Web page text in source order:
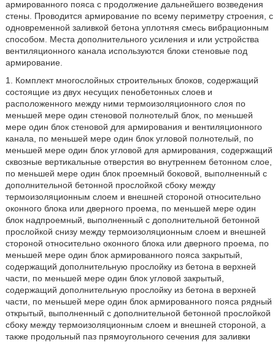
армированного пояса с продолжение дальнейшего возведения
стены. Проводится армирование по всему периметру строения, с
одновременной заливкой бетона уплотняя смесь вибрационным
способом. Места дополнительного усиления и или устройства
вентиляционного канала используются блоки стеновые под
армирование.
1. Комплект многослойных строительных блоков, содержащий
состоящие из двух несущих пенобетонных слоев и
расположенного между ними термоизоляционного слоя по
меньшей мере один стеновой полнотелый блок, по меньшей
мере один блок стеновой для армирования и вентиляционного
канала, по меньшей мере один блок угловой полнотелый, по
меньшей мере один блок угловой для армирования, содержащий
сквозные вертикальные отверстия во внутреннем бетонном слое,
по меньшей мере один блок проемный боковой, выполненный с
дополнительной бетонной прослойкой сбоку между
термоизоляционным слоем и внешней стороной относительно
оконного блока или дверного проема, по меньшей мере один
блок надпроемный, выполненный с дополнительной бетонной
прослойкой снизу между термоизоляционным слоем и внешней
стороной относительно оконного блока или дверного проема, по
меньшей мере один блок армированного пояса закрытый,
содержащий дополнительную прослойку из бетона в верхней
части, по меньшей мере один блок угловой закрытый,
содержащий дополнительную прослойку из бетона в верхней
части, по меньшей мере один блок армированного пояса рядный
открытый, выполненный с дополнительной бетонной прослойкой
сбоку между термоизоляционным слоем и внешней стороной, а
также продольный паз прямоугольного сечения для заливки